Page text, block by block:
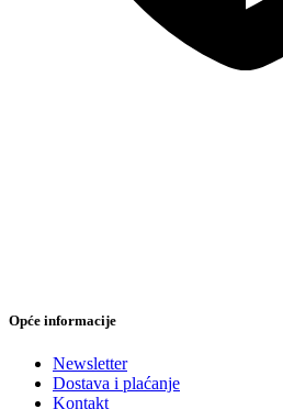
Opće informacije
Newsletter
Dostava i plaćanje
Kontakt